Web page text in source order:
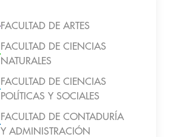
FACULTAD DE ARTES
FACULTAD DE CIENCIAS
NATURALES
FACULTAD DE CIENCIAS
POLÍTICAS Y SOCIALES
FACULTAD DE CONTADURÍA
Y ADMINISTRACIÓN